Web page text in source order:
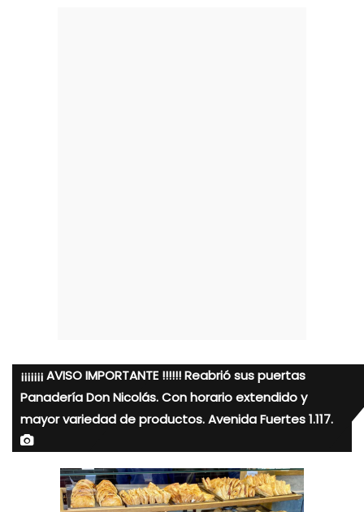
¡¡¡¡¡¡¡ AVISO IMPORTANTE !!!!!! Reabrió sus puertas
Panadería Don Nicolás. Con horario extendido y
mayor variedad de productos. Avenida Fuertes 1.117.